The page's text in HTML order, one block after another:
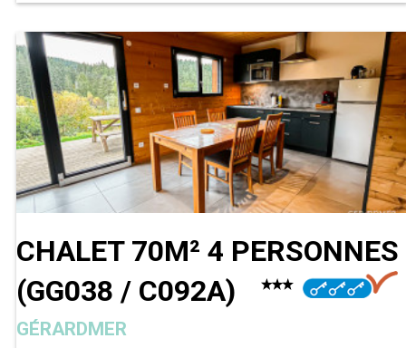
CHALET 70M² 4 PERSONNES
(GG038 / C092A)
GÉRARDMER